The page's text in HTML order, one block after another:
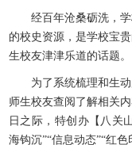
经百年沧桑砺洗，
的校史资源，是学校宝
生校友津津乐道的话题。
为了系统梳理和生
师生校友查阅了解相关
日之际，特创办【八关
海钩沉”“信息动态”“红